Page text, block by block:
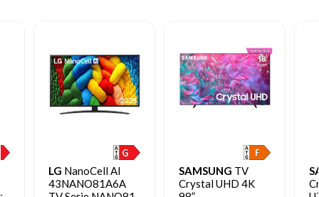
LG NanoCell AI
43NANO81A6A
SAMSUNG TV
Crystal UHD 4K